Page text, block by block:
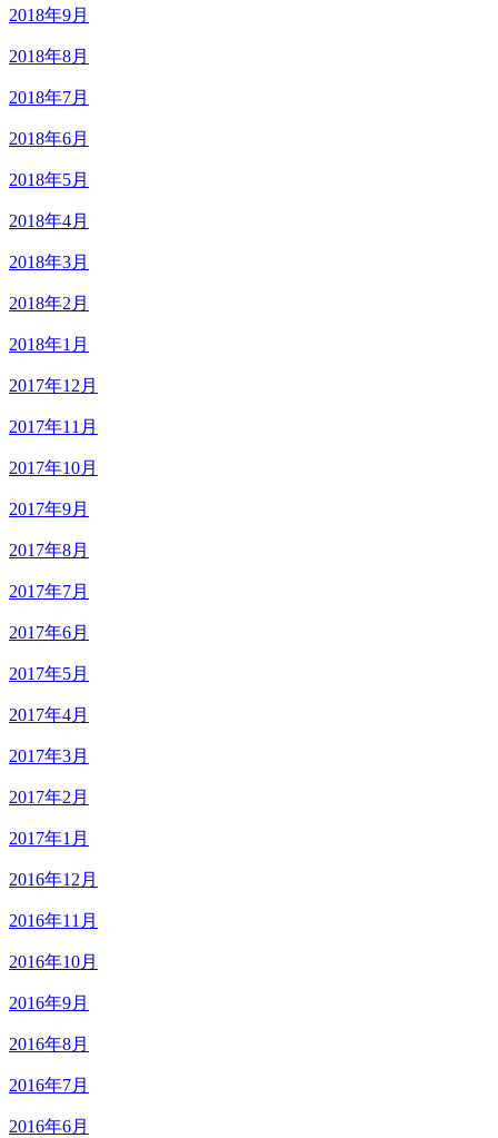
2018年9月
2018年8月
2018年7月
2018年6月
2018年5月
2018年4月
2018年3月
2018年2月
2018年1月
2017年12月
2017年11月
2017年10月
2017年9月
2017年8月
2017年7月
2017年6月
2017年5月
2017年4月
2017年3月
2017年2月
2017年1月
2016年12月
2016年11月
2016年10月
2016年9月
2016年8月
2016年7月
2016年6月